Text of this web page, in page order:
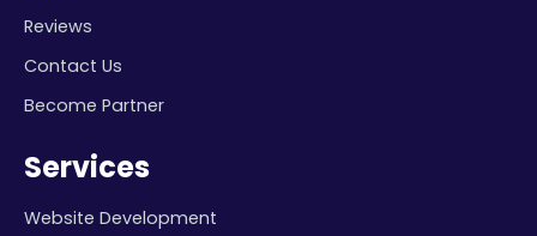
Reviews
Contact Us
Become Partner
Services
Website Development